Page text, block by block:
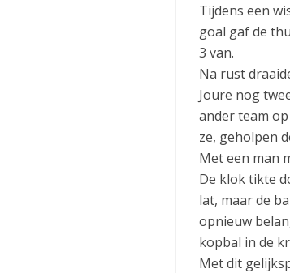
Tijdens een
goal gaf de
3 van.
Na rust
Joure nog
ander team
ze, geholpen
Met een man
De klok tikte
lat, maar de
opnieuw
kopbal in de
Met dit